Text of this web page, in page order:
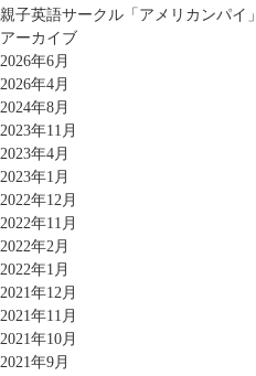
親子英語サークル「アメリカンパイ」
アーカイブ
2026年6月
2026年4月
2024年8月
2023年11月
2023年4月
2023年1月
2022年12月
2022年11月
2022年2月
2022年1月
2021年12月
2021年11月
2021年10月
2021年9月